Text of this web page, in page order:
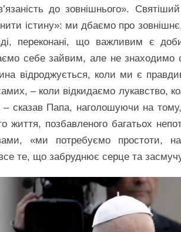
до зовнішнього».
істину»: ми дбаємо про
переконані, що важливим є
себе зайвим, але не знаходимо
відроджується, коли ми є
– коли відкидаємо лукавство,
сказав Папа, наголошуючи на
життя, позбавленого багатьох
«ми потребуємо простоти,
те, що забруднює серце та